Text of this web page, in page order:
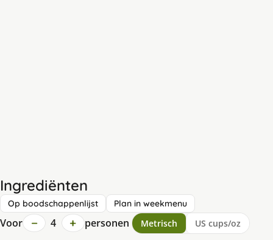
Ingrediënten
Op boodschappenlijst Plan in weekmenu
Voor − 4 + personen Metrisch US cups/oz